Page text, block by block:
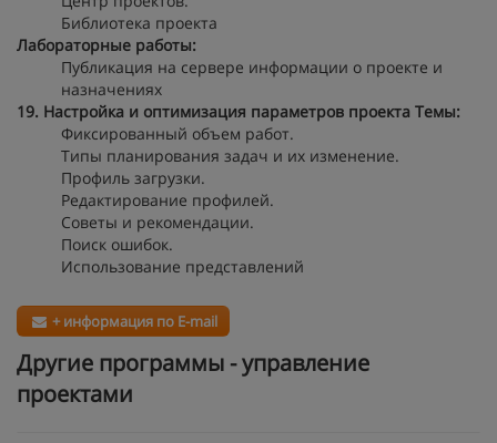
Библиотека проекта
Лабораторные работы:
Публикация на сервере информации о проекте и
назначениях
19. Настройка и оптимизация параметров проекта Темы:
Фиксированный объем работ.
Типы планирования задач и их изменение.
Профиль загрузки.
Редактирование профилей.
Советы и рекомендации.
Поиск ошибок.
Использование представлений
+ информация по E-mail
Другие программы - управление
проектами